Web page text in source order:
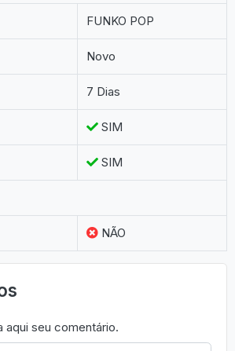
FUNKO POP
Novo
7 Dias
SIM
SIM
NÃO
aqui seu comentário.